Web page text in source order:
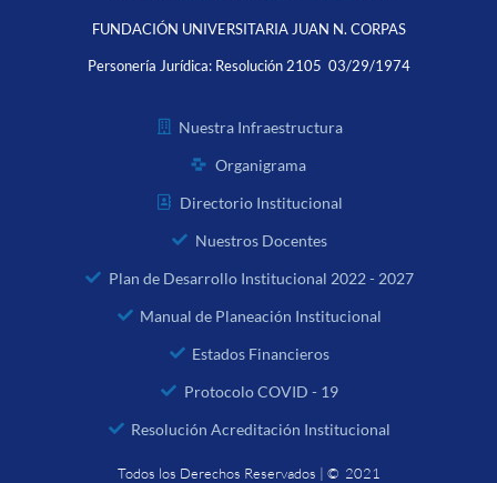
FUNDACIÓN UNIVERSITARIA JUAN N. CORPAS
Personería Jurídica: Resolución 2105 03/29/1974
Nuestra Infraestructura
Organigrama
Directorio Institucional
Nuestros Docentes
Plan de Desarrollo Institucional 2022 - 2027
Manual de Planeación Institucional
Estados Financieros
Protocolo COVID - 19
Resolución Acreditación Institucional
Todos los Derechos Reservados | © 2021